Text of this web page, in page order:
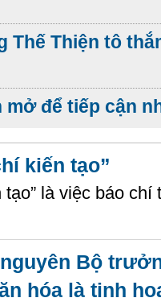
Thế Thiện tô
để tiếp cận
kiến tạo”
tạo” là việc báo
Bộ
hóa là tinh